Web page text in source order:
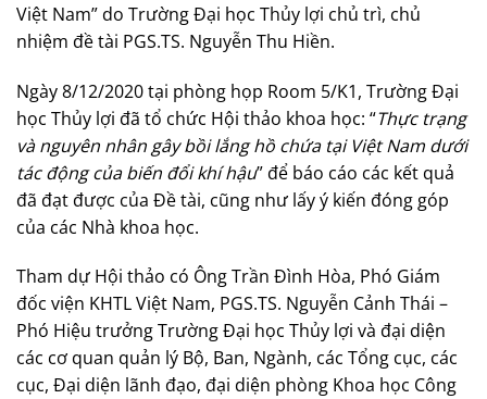
Việt Nam” do Trường Đại học Thủy lợi chủ trì, chủ
nhiệm đề tài PGS.TS. Nguyễn Thu Hiền.
Ngày 8/12/2020 tại phòng họp Room 5/K1, Trường Đại
học Thủy lợi đã tổ chức Hội thảo khoa học: “Thực trạng
và nguyên nhân gây bồi lắng hồ chứa tại Việt Nam dưới
tác động của biến đổi khí hậu” để báo cáo các kết quả
đã đạt được của Đề tài, cũng như lấy ý kiến đóng góp
của các Nhà khoa học.
Tham dự Hội thảo có Ông Trần Đình Hòa, Phó Giám
đốc viện KHTL Việt Nam, PGS.TS. Nguyễn Cảnh Thái –
Phó Hiệu trưởng Trường Đại học Thủy lợi và đại diện
các cơ quan quản lý Bộ, Ban, Ngành, các Tổng cục, các
cục, Đại diện lãnh đạo, đại diện phòng Khoa học Công